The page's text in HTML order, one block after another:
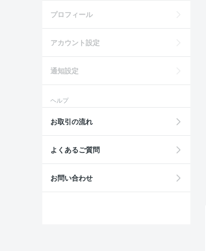
プロフィール
アカウント設定
通知設定
ヘルプ
お取引の流れ
よくあるご質問
お問い合わせ